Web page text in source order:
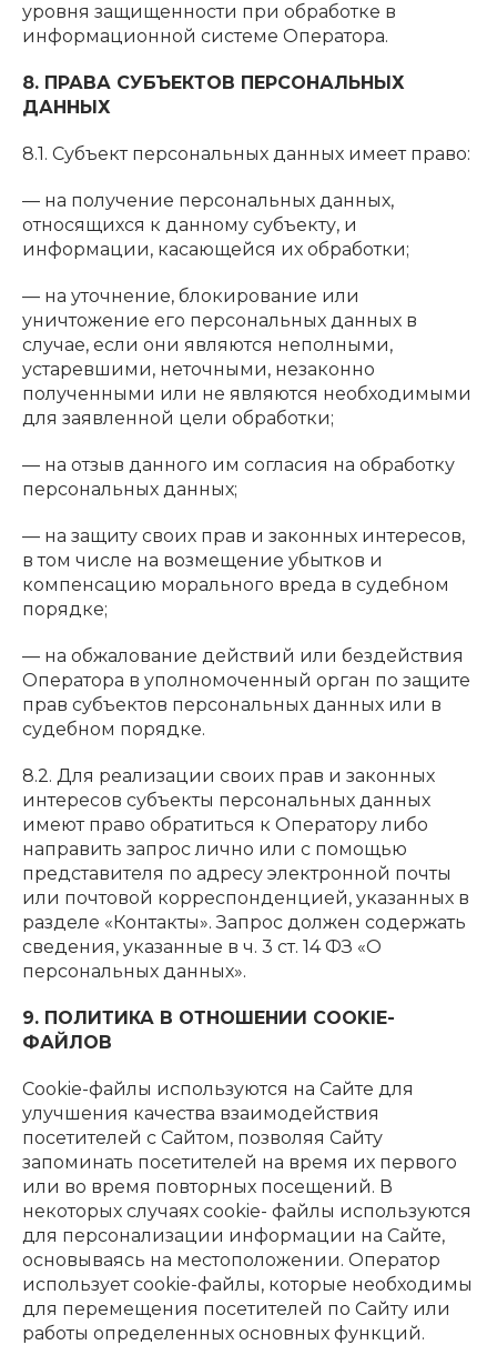
уровня защищенности при обработке в
информационной системе Оператора.
8. ПРАВА СУБЪЕКТОВ ПЕРСОНАЛЬНЫХ
ДАННЫХ
8.1. Субъект персональных данных имеет право:
— на получение персональных данных,
относящихся к данному субъекту, и
информации, касающейся их обработки;
— на уточнение, блокирование или
уничтожение его персональных данных в
случае, если они являются неполными,
устаревшими, неточными, незаконно
полученными или не являются необходимыми
для заявленной цели обработки;
— на отзыв данного им согласия на обработку
персональных данных;
— на защиту своих прав и законных интересов,
в том числе на возмещение убытков и
компенсацию морального вреда в судебном
порядке;
— на обжалование действий или бездействия
Оператора в уполномоченный орган по защите
прав субъектов персональных данных или в
судебном порядке.
8.2. Для реализации своих прав и законных
интересов субъекты персональных данных
имеют право обратиться к Оператору либо
направить запрос лично или с помощью
представителя по адресу электронной почты
или почтовой корреспонденцией, указанных в
разделе «Контакты». Запрос должен содержать
сведения, указанные в ч. 3 ст. 14 ФЗ «О
персональных данных».
9. ПОЛИТИКА В ОТНОШЕНИИ COOKIE-
ФАЙЛОВ
Сookie-файлы используются на Сайте для
улучшения качества взаимодействия
посетителей с Сайтом, позволяя Сайту
запоминать посетителей на время их первого
или во время повторных посещений. В
некоторых случаях cookie- файлы используются
для персонализации информации на Сайте,
основываясь на местоположении. Оператор
использует cookie-файлы, которые необходимы
для перемещения посетителей по Сайту или
работы определенных основных функций.